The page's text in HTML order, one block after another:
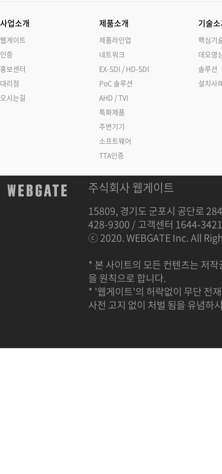
사업소개
웹게이트
인증
홍보센터
대리점
오시는길
제품소개
제품라인업
네트워크
EX-SDI / HD-SDI
PoC 솔루션
AHD / TVI
특화제품
주변기기
소프트웨어
TTA인증
기술
핵심기
데모영
솔루션
설치사
주식회사 웹게이트
15809, 경기도 군포시 공단로
428-9300 / 고객센터 1644-
ⓒ 2020. WEBGATE Inc. All
* 본 사이트의 모든 컨텐츠는 저
을 원칙으로 합니다.
* '웹게이트'의 허락없이 무단 전
사전 고지 없이 처벌 됨을 유념하